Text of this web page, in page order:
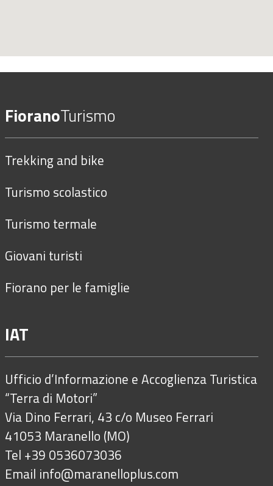
FioranoTurismo
Trekking and bike
Turismo scolastico
Turismo termale
Giovani turisti
Fiorano per le famiglie
IAT
Ufficio d’Informazione e Accoglienza Turistica
“Terra di Motori”
Via Dino Ferrari, 43 c/o Museo Ferrari
41053 Maranello (MO)
Tel +39 0536073036
Email info@maranelloplus.com